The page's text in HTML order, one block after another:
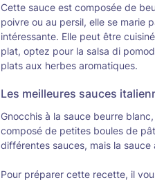
Cette sauce est composée de
poivre ou au persil, elle se marie
intéressante. Elle peut être
plat, optez pour la salsa di
plats aux herbes aromatiques.
Les meilleures sauces
Gnocchis à la sauce beurre
composé de petites boules de
différentes sauces, mais la
Pour préparer cette recette, il